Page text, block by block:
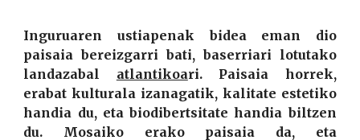
Inguruaren ustiapenak bidea eman dio
paisaia bereizgarri bati, baserriari lotutako
landazabal atlantikoari. Paisaia horrek,
erabat kulturala izanagatik, kalitate estetiko
handia du, eta biodibertsitate handia biltzen
du. Mosaiko erako paisaia da, eta